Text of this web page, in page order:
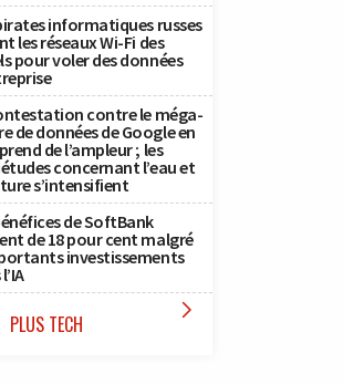
informatiques russes
les réseaux Wi-Fi des
pour voler des données
contre le méga-
de données de Google en
de l’ampleur ; les
concernant l’eau et
s’intensifient
de SoftBank
de 18 pour cent malgré
investissements
PLUS TECH 